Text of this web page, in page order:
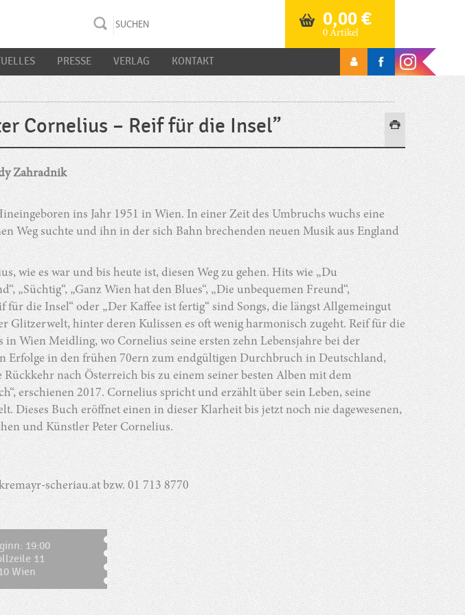
0,00€
0 Artikel
PRESSE VERLAG KONTAKT
Cornelius – Reif für die Insel”
Zahradnik
ins Jahr 1951 in Wien. In einer Zeit des Umbruchs wuchs eine
Weg suchte und ihn in der sich Bahn brechenden neuen Musik aus England
wie es war und bis heute ist, diesen Weg zu gehen. Hits wie „Du
„Süchtig“, „Ganz Wien hat den Blues“, „Die unbequemen Freund“,
für die Insel“ oder „Der Kaffee ist fertig“ sind Songs, die längst Allgemeingut
Glitzerwelt, hinter deren Kulissen es oft wenig harmonisch zugeht. Reif für die
in Wien Meidling, wo Cornelius seine ersten zehn Lebensjahre bei der
Erfolge in den frühen 70ern zum endgültigen Durchbruch in Deutschland,
nach Österreich bis zu einem seiner besten Alben mit dem
erschienen 2017. Cornelius spricht und erzählt über sein Leben, seine
Dieses Buch eröffnet einen in dieser Klarheit bis jetzt noch nie dagewesenen,
und Künstler Peter Cornelius.
scheriau.at bzw. 01 713 8770
19:00
11
Wien